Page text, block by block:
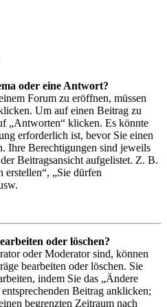
oder eine Antwort?
Forum zu eröffnen, müssen
Um auf einen Beitrag zu
„Antworten“ klicken. Es könnte
erforderlich ist, bevor Sie einen
Ihre Berechtigungen sind jeweils
Beitragsansicht aufgelistet. Z. B.
erstellen“, „Sie dürfen
oder löschen?
oder Moderator sind, können
bearbeiten oder löschen. Sie
indem Sie das „Ändere
Beitrag anklicken;
begrenzten Zeitraum nach